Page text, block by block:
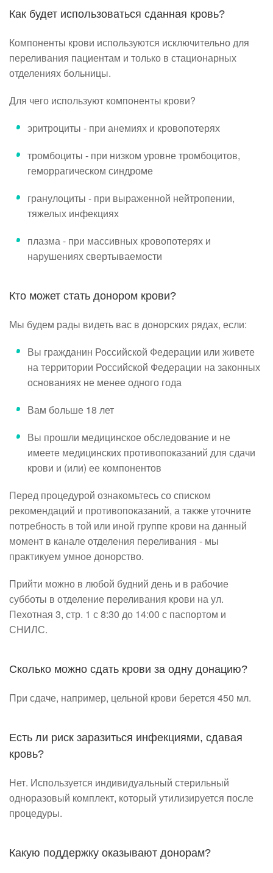
Как будет использоваться сданная кровь?
Компоненты крови используются исключительно для
переливания пациентам и только в стационарных
отделениях больницы.
Для чего используют компоненты крови?
эритроциты - при анемиях и кровопотерях
тромбоциты - при низком уровне тромбоцитов,
геморрагическом синдроме
гранулоциты - при выраженной нейтропении,
тяжелых инфекциях
плазма - при массивных кровопотерях и
нарушениях свертываемости
Кто может стать донором крови?
Мы будем рады видеть вас в донорских рядах, если:
Вы гражданин Российской Федерации или живете
на территории Российской Федерации на законных
основаниях не менее одного года
Вам больше 18 лет
Вы прошли медицинское обследование и не
имеете медицинских противопоказаний для сдачи
крови и (или) ее компонентов
Перед процедурой ознакомьтесь со списком
рекомендаций и противопоказаний, а также уточните
потребность в той или иной группе крови на данный
момент в канале отделения переливания - мы
практикуем умное донорство.
Прийти можно в любой будний день и в рабочие
субботы в отделение переливания крови на ул.
Пехотная 3, стр. 1 с 8:30 до 14:00 с паспортом и
СНИЛС.
Сколько можно сдать крови за одну донацию?
При сдаче, например, цельной крови берется 450 мл.
Есть ли риск заразиться инфекциями, сдавая
кровь?
Нет. Используется индивидуальный стерильный
одноразовый комплект, который утилизируется после
процедуры.
Какую поддержку оказывают донорам?